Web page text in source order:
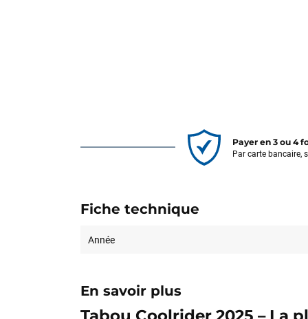
Payer en 3 ou 4
Par carte bancaire,
Fiche technique
Année
En savoir plus